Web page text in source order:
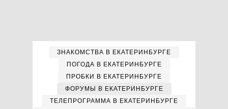
ЗНАКОМСТВА В ЕКАТЕРИНБУРГЕ
ПОГОДА В ЕКАТЕРИНБУРГЕ
ПРОБКИ В ЕКАТЕРИНБУРГЕ
ФОРУМЫ В ЕКАТЕРИНБУРГЕ
ТЕЛЕПРОГРАММА В ЕКАТЕРИНБУРГЕ